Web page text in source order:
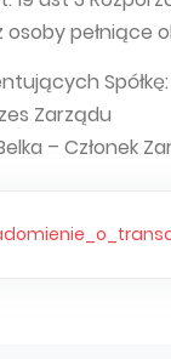
pełniące
Spółkę:
Zarządu
– Członek